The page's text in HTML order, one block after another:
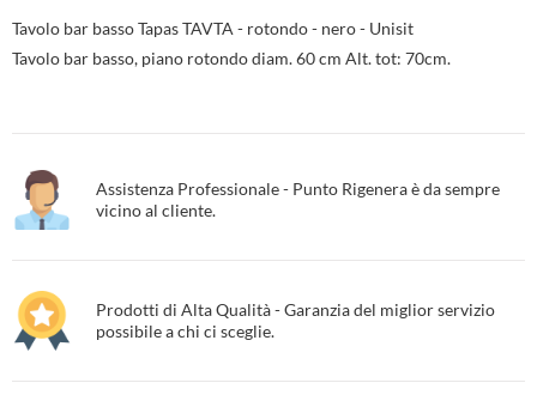
Tavolo bar basso Tapas TAVTA - rotondo - nero - Unisit
Tavolo bar basso, piano rotondo diam. 60 cm Alt. tot: 70cm.
Assistenza Professionale - Punto Rigenera è da sempre
vicino al cliente.
Prodotti di Alta Qualità - Garanzia del miglior servizio
possibile a chi ci sceglie.